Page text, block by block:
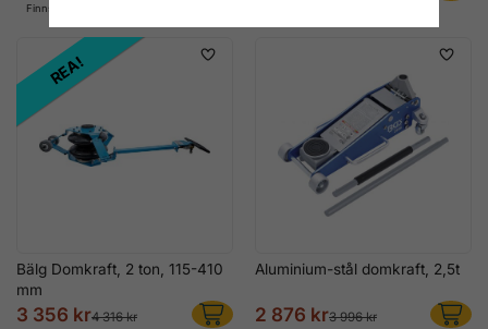
Finns i lager
REA!
Bälg Domkraft, 2 ton, 115-410
mm
3 356 kr4 316 kr
Aluminium-stål domkraft, 2,5t
2 876 kr3 996 kr